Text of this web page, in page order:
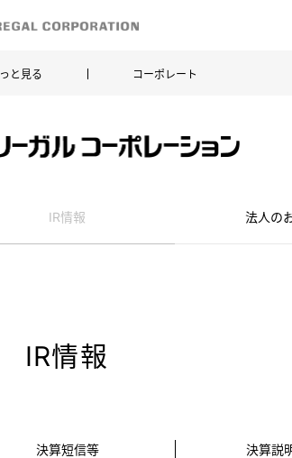
と見る コーポレート
IR情報 法⼈の
IR情報
決算短信等 決算説